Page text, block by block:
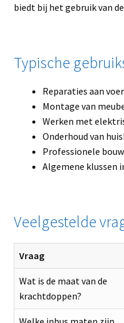
biedt bij het gebruik van
Typische
Reparaties aan
Montage van
Werken met
Onderhoud van
Professionele
Algemene klussen
Veelgestelde
Vraag
Wat is de maat van de
krachtdoppen?